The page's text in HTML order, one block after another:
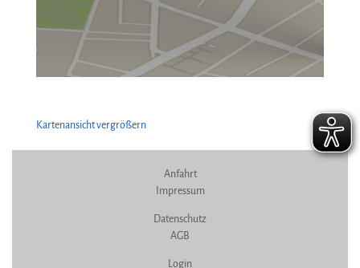
Kartenansicht vergrößern
Anfahrt
Impressum
Datenschutz
AGB
Login